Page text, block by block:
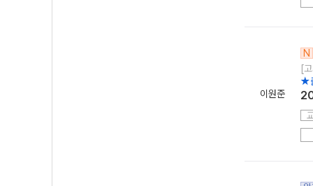
이원준
N
[
★